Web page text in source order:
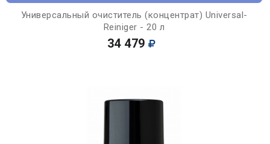
Универсальный очиститель (концентрат) Universal-
Reiniger - 20 л
34 479